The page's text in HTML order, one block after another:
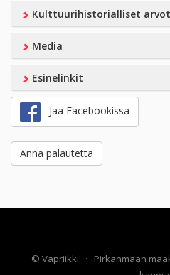
Kulttuurihistorialliset arvot
Media
Esinelinkit
Jaa Facebookissa
Anna palautetta
© Vapriikki · Pirkanmaan